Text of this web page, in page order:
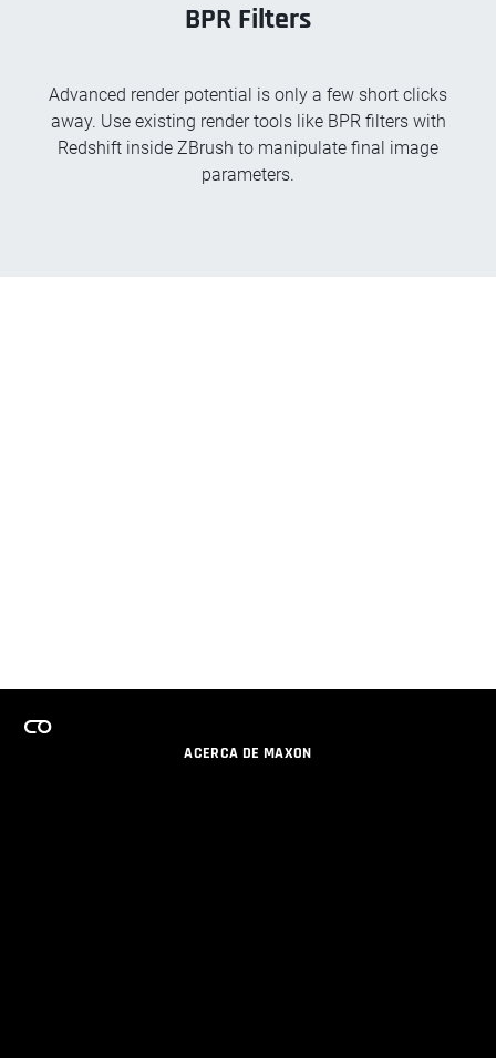
BPR Filters
Advanced render potential is only a few short clicks
away. Use existing render tools like BPR filters with
Redshift inside ZBrush to manipulate final image
parameters.
ACERCA DE MAXON